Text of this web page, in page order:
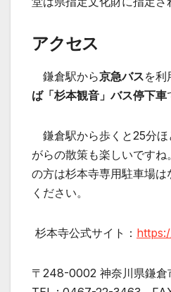
アクセス
鎌倉駅から京急バスを利
ば「杉本観音」バス停下車
鎌倉駅から歩くと25分ほ
がらの散策も楽しいです
の方は杉本寺専用駐車場
ください。
杉本寺公式サイト：
〒248-0002 神奈川県鎌倉